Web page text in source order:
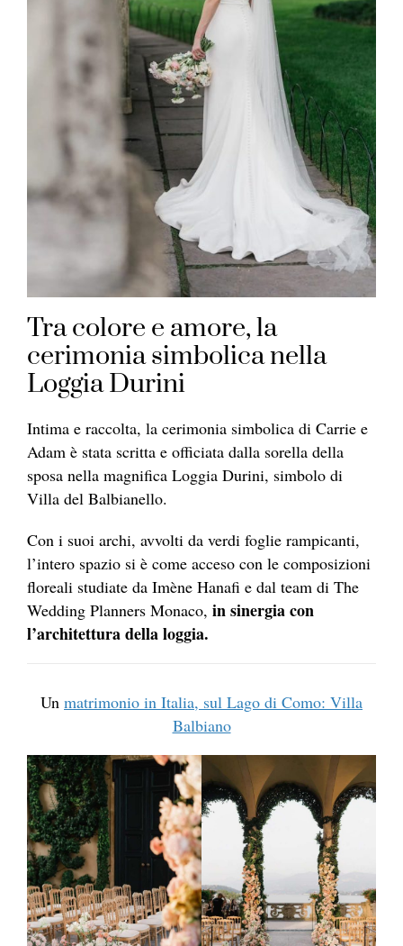
Tra colore e amore, la
cerimonia simbolica nella
Loggia Durini
Intima e raccolta, la cerimonia simbolica di Carrie e
Adam è stata scritta e officiata dalla sorella della
sposa nella magnifica Loggia Durini, simbolo di
Villa del Balbianello.
Con i suoi archi, avvolti da verdi foglie rampicanti,
l’intero spazio si è come acceso con le composizioni
floreali studiate da Imène Hanafi e dal team di The
Wedding Planners Monaco, in sinergia con
l’architettura della loggia.
Un matrimonio in Italia, sul Lago di Como: Villa
Balbiano